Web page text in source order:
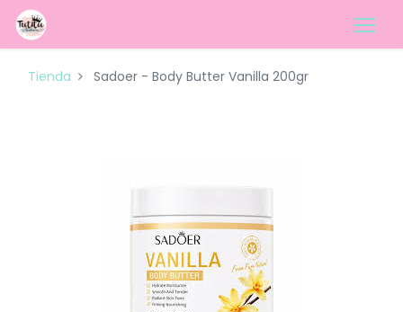
Tienda Sadoer - Body Butter Vanilla 200gr